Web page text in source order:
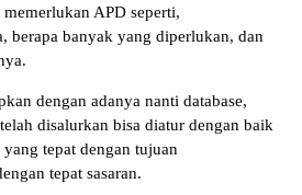
APD seperti,
berapa banyak yang diperlukan, dan
dengan adanya nanti database,
disalurkan bisa diatur dengan baik
tepat dengan tujuan
tepat sasaran.